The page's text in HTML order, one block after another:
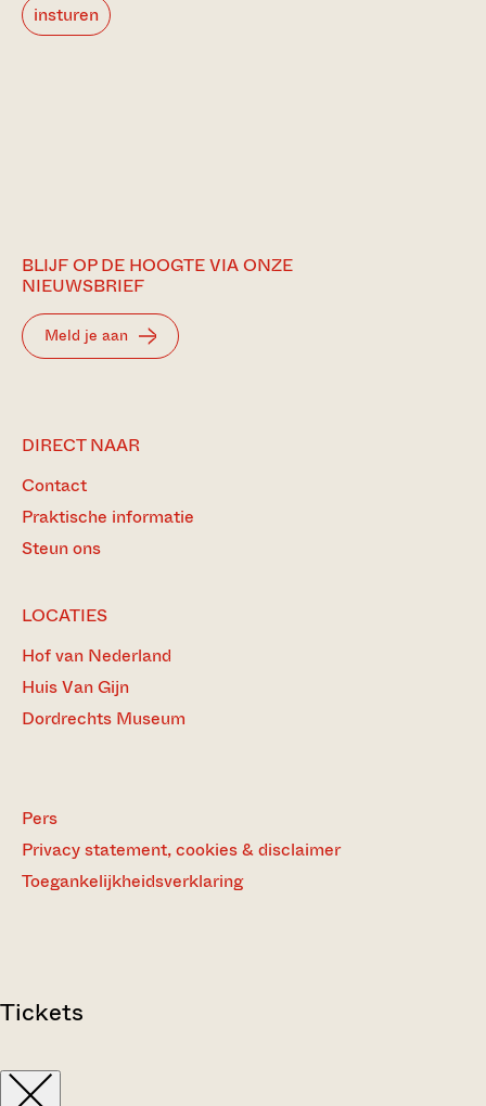
insturen
BLIJF OP DE HOOGTE VIA ONZE
NIEUWSBRIEF
Meld je aan
DIRECT NAAR
Contact
Praktische informatie
Steun ons
LOCATIES
Hof van Nederland
Huis Van Gijn
Dordrechts Museum
Pers
Privacy statement, cookies & disclaimer
Toegankelijkheidsverklaring
Tickets